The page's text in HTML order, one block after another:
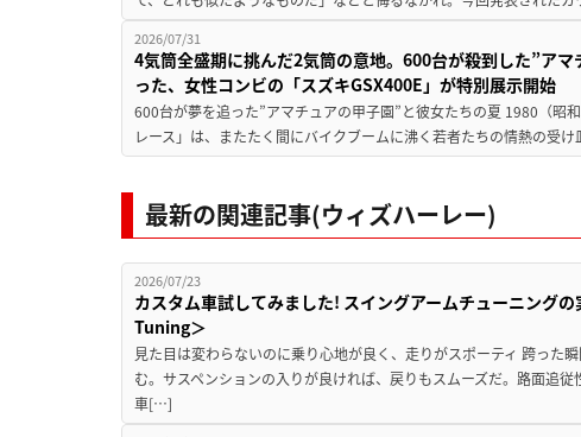
2026/07/31
4気筒全盛期に挑んだ2気筒の意地。600台が殺到した”ア
った、女性コンビの「スズキGSX400E」が特別展示開始
600台が夢を追った”アマチュアの甲子園”と彼女たちの夏 1980（昭
レース」は、またたく間にバイクブームに沸く若者たちの情熱の受
最新の関連記事(ウィズハーレー)
2026/07/23
カスタム車試してみました! スイングアームチューニング
Tuning＞
見た目は変わらないのに乗り心地が良く、走りがスポーティ 跨った
む。サスペンションの入りが良ければ、戻りもスムーズだ。路面追
車[…]